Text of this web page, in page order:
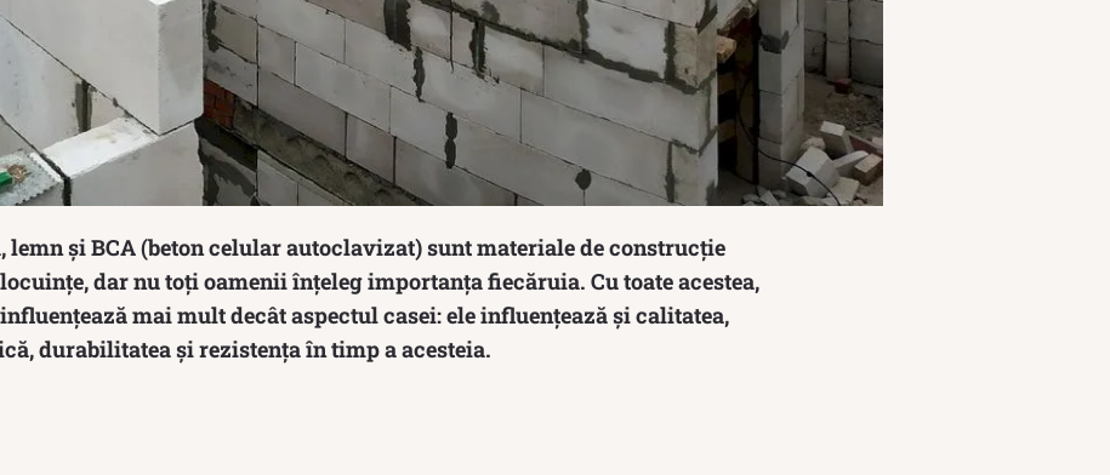
lemn și BCA (beton celular autoclavizat) sunt materiale de construcție
dar nu toți oamenii înțeleg importanța fiecăruia. Cu toate acestea,
mai mult decât aspectul casei: ele influențează și calitatea,
durabilitatea și rezistența în timp a acesteia.